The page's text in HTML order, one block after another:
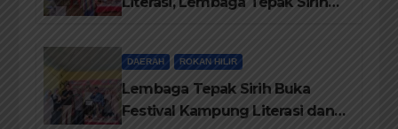
DAERAH ROKAN HILIR
Lembaga Tepak Sirih Buka
Festival Kampung Literasi dan